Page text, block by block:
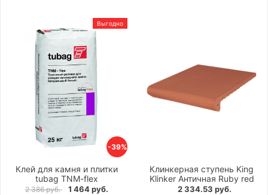
-39%
Выгодно
Клей для камня и плитки
tubag TNM-flex
2 386 руб. 1 464 руб.
Клинкерная ступень King
Klinker Античная Ruby red
2 334.53 руб.